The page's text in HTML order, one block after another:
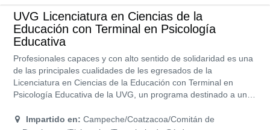
UVG Licenciatura en Ciencias de la
Educación con Terminal en Psicología
Educativa
Profesionales capaces y con alto sentido de solidaridad es una
de las principales cualidades de les egresados de la
Licenciatura en Ciencias de la Educación con Terminal en
Psicología Educativa de la UVG, un programa destinado a una
educativo así como cualquier otra área de interés donde se
Impartido en: Campeche/Coatzacoa/Comitán de